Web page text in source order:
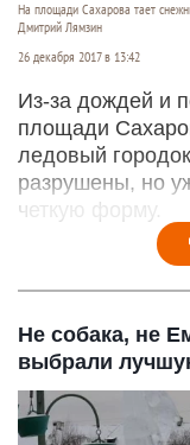
На площади Сахарова тает
Дмитрий Лямзин
26 декабря 2017 в 13:42
Из-за дождей и
площади
ледовый
разрушены, но
четкую форму.
Не собака, не
выбрали